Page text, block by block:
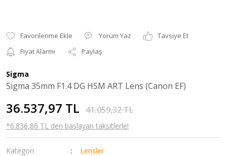
Yorum Yaz
Tavsiye Et
Fiyat Alarmı
Paylaş
Sigma
Sigma 35mm F1.4 DG HSM ART Lens (Canon EF)
36.537,97 TL 41.059,32 TL
*6.836,86 TL den başlayan taksitlerle!
Kategori
Lensler